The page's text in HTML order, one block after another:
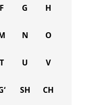
F G H
N O
T U V
SH CH